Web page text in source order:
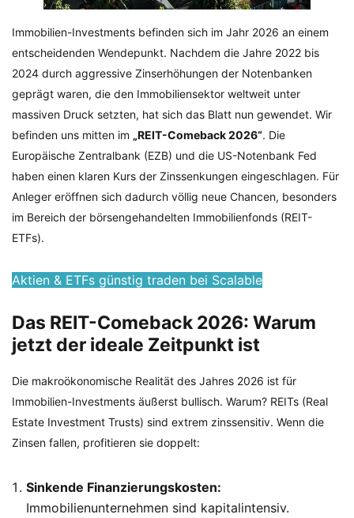
Immobilien-Investments befinden sich im Jahr 2026 an einem
entscheidenden Wendepunkt. Nachdem die Jahre 2022 bis
2024 durch aggressive Zinserhöhungen der Notenbanken
geprägt waren, die den Immobiliensektor weltweit unter
massiven Druck setzten, hat sich das Blatt nun gewendet. Wir
befinden uns mitten im „REIT-Comeback 2026“. Die
Europäische Zentralbank (EZB) und die US-Notenbank Fed
haben einen klaren Kurs der Zinssenkungen eingeschlagen. Für
Anleger eröffnen sich dadurch völlig neue Chancen, besonders
im Bereich der börsengehandelten Immobilienfonds (REIT-
ETFs).
Aktien & ETFs günstig traden bei Scalable
Das REIT-Comeback 2026: Warum
jetzt der ideale Zeitpunkt ist
Die makroökonomische Realität des Jahres 2026 ist für
Immobilien-Investments äußerst bullisch. Warum? REITs (Real
Estate Investment Trusts) sind extrem zinssensitiv. Wenn die
Zinsen fallen, profitieren sie doppelt:
Sinkende Finanzierungskosten:
Immobilienunternehmen sind kapitalintensiv.